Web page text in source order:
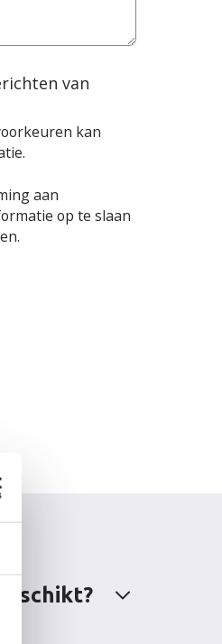
van
kan
aan
op te slaan